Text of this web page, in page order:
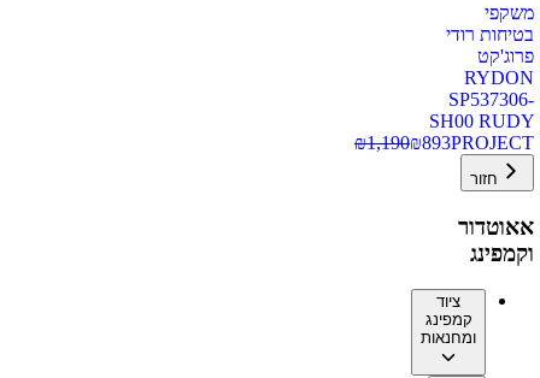
משקפי
בטיחות רודי
פרוג'קט
RYDON
SP537306-
SH00 RUDY
PROJECT
₪893
₪1,190
חזור
אאוטדור
וקמפינג
ציוד
קמפינג
ומחנאות